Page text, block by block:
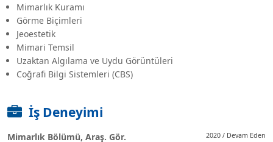
Mimarlık Kuramı
Görme Biçimleri
Jeoestetik
Mimari Temsil
Uzaktan Algılama ve Uydu Görüntüleri
Coğrafi Bilgi Sistemleri (CBS)
İş Deneyimi
2020 / Devam Eden
Mimarlık Bölümü, Araş. Gör.